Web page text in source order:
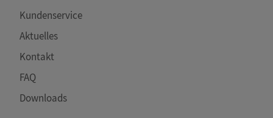
Kundenservice
Aktuelles
Kontakt
FAQ
Downloads